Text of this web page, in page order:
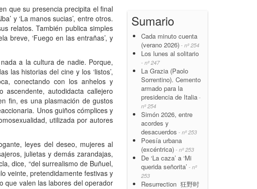
que su presencia precipita el final
y ‘La manos sucias’, entre otros.
relatos. También publica simples
breve, ‘Fuego en las entrañas’, y
a la cultura de nadie. Porque,
las historias del cine y los ‘listos’,
conectando con los anhelos y
autodidacta callejero
fin, es una plasmación de gustos
Unos guiños cómplices y
utilizada por autores
leyes del deseo, mujeres al
julietas y demás zarandajas,
dice, “del surrealismo de Buñuel,
veinte, pretendidamente festivas y
que valen las labores del operador
Sumario
Cada minuto cuenta
(verano 2026) - nº 254
Los lunes al solitario
- nº 247
La Grazia (Paolo
Sorrentino). Cemento
armado para la
presidencia de Italia -
nº 254
Simón 2026, entre
acordes y
desacuerdos - nº 253
Poesía urbana
(excéntrica) - nº 253
De ‘La caza’ a ‘Mi
querida señorita’ - nº
253
Resurrection 狂野时